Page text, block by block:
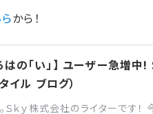
から！
はの「い」】 ユーザー急増
イル ブログ）
Ｓｋｙ株式会社のライターです！